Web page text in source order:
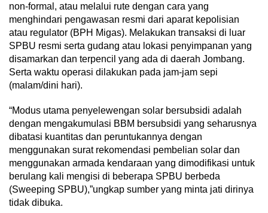
non-formal, atau melalui rute dengan cara yang
menghindari pengawasan resmi dari aparat kepolisian
atau regulator (BPH Migas). Melakukan transaksi di luar
SPBU resmi serta gudang atau lokasi penyimpanan yang
disamarkan dan terpencil yang ada di daerah Jombang.
Serta waktu operasi dilakukan pada jam-jam sepi
(malam/dini hari).
“Modus utama penyelewengan solar bersubsidi adalah
dengan mengakumulasi BBM bersubsidi yang seharusnya
dibatasi kuantitas dan peruntukannya dengan
menggunakan surat rekomendasi pembelian solar dan
menggunakan armada kendaraan yang dimodifikasi untuk
berulang kali mengisi di beberapa SPBU berbeda
(Sweeping SPBU),”ungkap sumber yang minta jati dirinya
tidak dibuka.